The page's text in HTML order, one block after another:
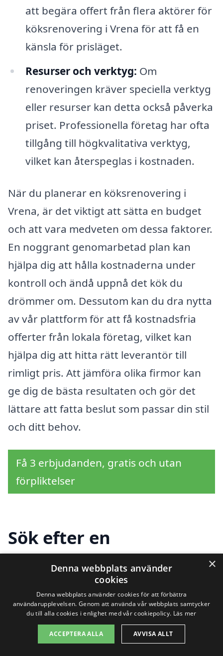
att begära offert från flera aktörer för
köksrenovering i Vrena för att få en
känsla för prisläget.
Resurser och verktyg: Om
renoveringen kräver speciella verktyg
eller resurser kan detta också påverka
priset. Professionella företag har ofta
tillgång till högkvalitativa verktyg,
vilket kan återspeglas i kostnaden.
När du planerar en köksrenovering i
Vrena, är det viktigt att sätta en budget
och att vara medveten om dessa faktorer.
En noggrant genomarbetad plan kan
hjälpa dig att hålla kostnaderna under
kontroll och ändå uppnå det kök du
drömmer om. Dessutom kan du dra nytta
av vår plattform för att få kostnadsfria
offerter från lokala företag, vilket kan
hjälpa dig att hitta rätt leverantör till
rimligt pris. Att jämföra olika firmor kan
ge dig de bästa resultaten och gör det
lättare att fatta beslut som passar din stil
och ditt behov.
Få 3 erbjudanden, gratis och utan
förpliktelser
Sök efter en
professionell för
köksrenovering i andra
städer nära Vrena
Att genomföra en köksrenovering i Vrena
×
Denna webbplats använder
cookies
Denna webbplats använder cookies för att förbättra
användarupplevelsen. Genom att använda vår webbplats samtycker
du till alla cookies i enlighet med vår cookiepolicy. Läs mer
ACCEPTERA ALLA AVVISA ALLT